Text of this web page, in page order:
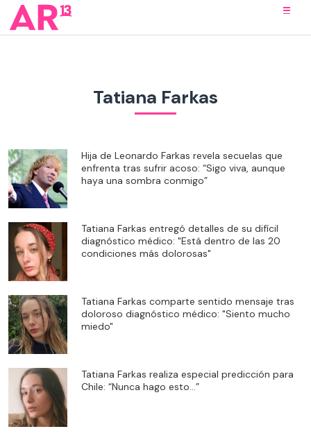
Tatiana Farkas
Hija de Leonardo Farkas revela secuelas que
enfrenta tras sufrir acoso: “Sigo viva, aunque
haya una sombra conmigo”
Tatiana Farkas entregó detalles de su difícil
diagnóstico médico: "Está dentro de las 20
condiciones más dolorosas"
Tatiana Farkas comparte sentido mensaje tras
doloroso diagnóstico médico: "Siento mucho
miedo"
Tatiana Farkas realiza especial predicción para
Chile: “Nunca hago esto…”